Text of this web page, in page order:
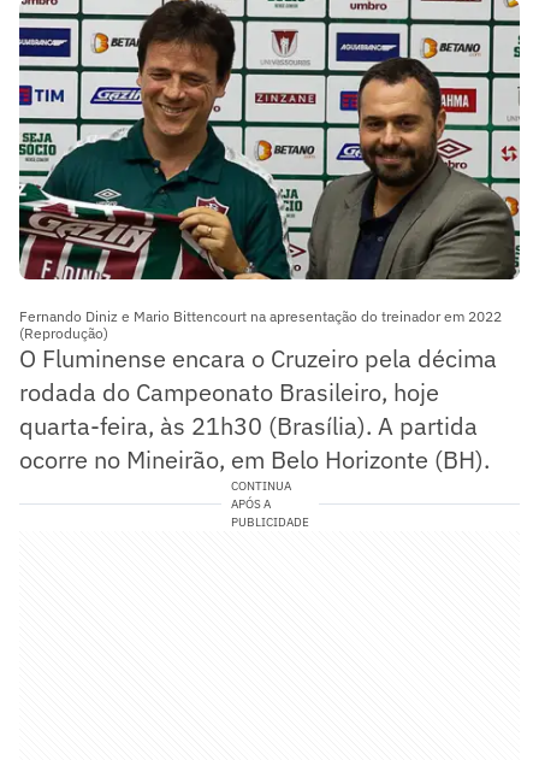
Fernando Diniz e Mario Bittencourt na apresentação do treinador em 2022
(Reprodução)
O Fluminense encara o Cruzeiro pela décima
rodada do Campeonato Brasileiro, hoje
quarta-feira, às 21h30 (Brasília). A partida
ocorre no Mineirão, em Belo Horizonte (BH).
CONTINUA
APÓS A
PUBLICIDADE